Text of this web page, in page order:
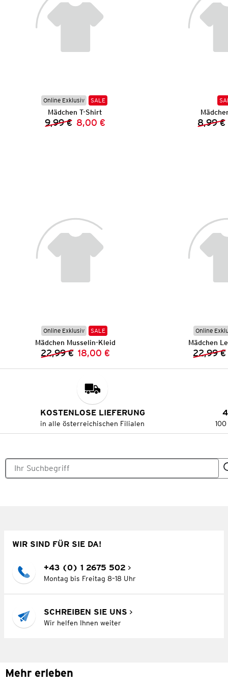
Online Exklusiv SALE
Mädchen T-Shirt
Vorheriger Preis:
9,99 € Neuer Preis:
8,00 € 8,99 €
Online Exklusiv SALE
Mädchen Musselin-Kleid
Vorheriger Preis:
22,99 € Neuer Preis:
18,00 €
Online
Mädchen
22,99 €
KOSTENLOSE LIEFERUNG
in alle österreichischen Filialen
WIR SIND FÜR SIE DA!
+43 (0) 1 2675 502
Montag bis Freitag 8–18 Uhr
SCHREIBEN SIE UNS
Wir helfen Ihnen weiter
Mehr erleben